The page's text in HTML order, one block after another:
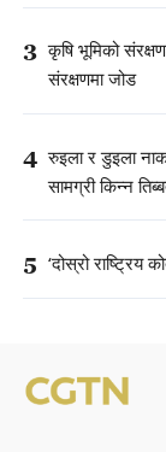
3 कृषि भूमिको
संरक्षणमा जोड
4 रुइला र डुइला
सामग्री किन्न
5 ‘दोस्रो राष्ट्रिय